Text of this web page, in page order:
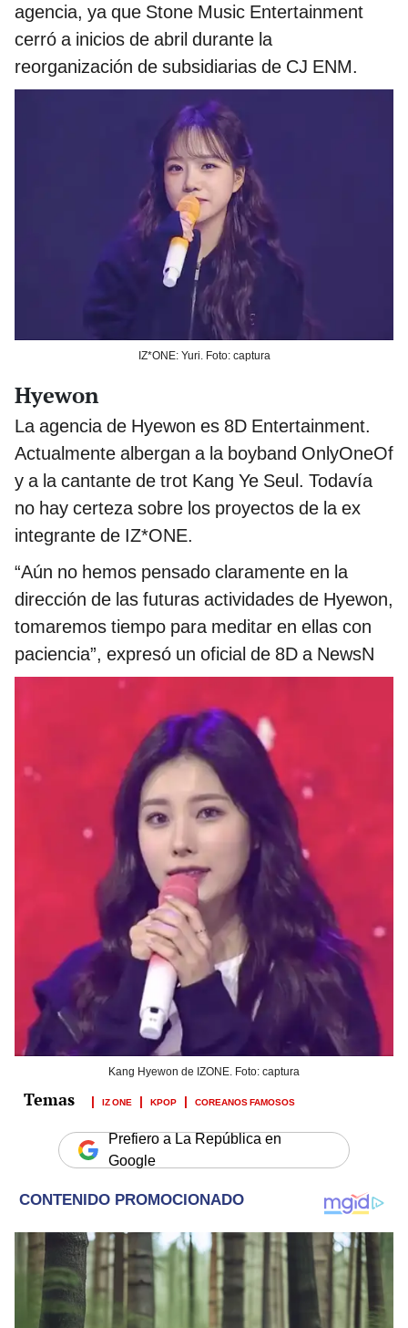
agencia, ya que Stone Music Entertainment
cerró a inicios de abril durante la
reorganización de subsidiarias de CJ ENM.
IZ*ONE: Yuri. Foto: captura
Hyewon
La agencia de Hyewon es 8D Entertainment.
Actualmente albergan a la boyband OnlyOneOf
y a la cantante de trot Kang Ye Seul. Todavía
no hay certeza sobre los proyectos de la ex
integrante de IZ*ONE.
“Aún no hemos pensado claramente en la
dirección de las futuras actividades de Hyewon,
tomaremos tiempo para meditar en ellas con
paciencia”, expresó un oficial de 8D a NewsN
Kang Hyewon de IZONE. Foto: captura
IZ ONE KPOP COREANOS FAMOSOS
Prefiero a La República en
Google